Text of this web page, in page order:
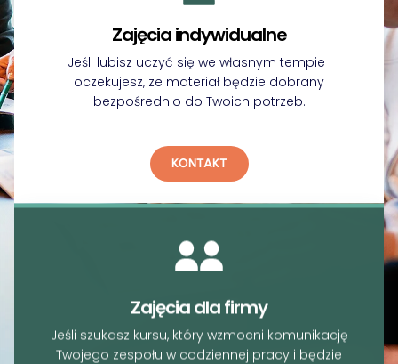
Zajęcia indywidualne
Jeśli lubisz uczyć się we własnym tempie i
oczekujesz, ze materiał będzie dobrany
bezpośrednio do Twoich potrzeb.
KONTAKT
Zajęcia dla firmy
Jeśli szukasz kursu, który wzmocni komunikację
Twojego zespołu w codziennej pracy i będzie